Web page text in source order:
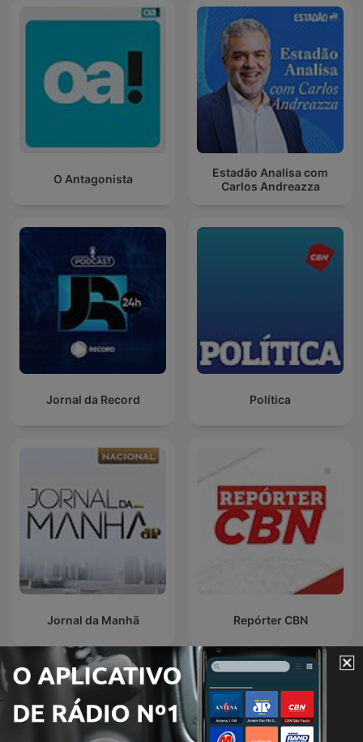
O Antagonista
Estadão Analisa com
Carlos Andreazza
Jornal da Record Política
Jornal da Manhã Repórter CBN